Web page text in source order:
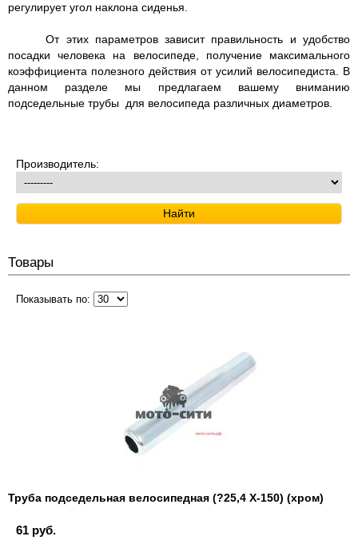
регулирует угол наклона сиденья.
От этих параметров зависит правильность и удобство
посадки человека на велосипеде, получение максимального
коэффициента полезного действия от усилий велосипедиста. В
данном разделе мы предлагаем вашему вниманию
подседельные трубы для велосипеда различных диаметров.
Производитель:
Товары
Показывать по:
Труба подседельная велосипедная (?25,4 Х-150) (хром)
61 руб.